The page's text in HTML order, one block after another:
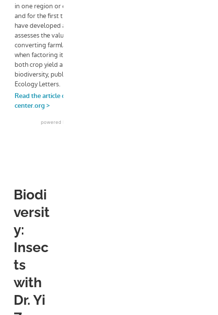
Biodi
versit
y:
Insec
ts
with
Dr. Yi